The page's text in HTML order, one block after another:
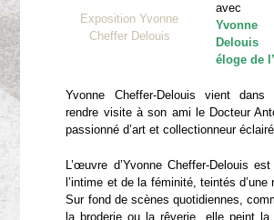
Exposition Yvonne
Cheffer Delouis
avec
Delouis
éloge de
Yvonne Cheffer-Delouis vient dans
rendre visite à son ami le Docteur
passionné d’art et collectionneur
L’œuvre d’Yvonne Cheffer-Delouis
l’intime et de la féminité, teintés d’une
Sur fond de scènes quotidiennes,
la broderie ou la rêverie, elle peint la